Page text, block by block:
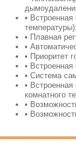
• Встроенная
температуры);
• Плавная
•
• Приоритет
•
• Система
•
комнатного
•
•